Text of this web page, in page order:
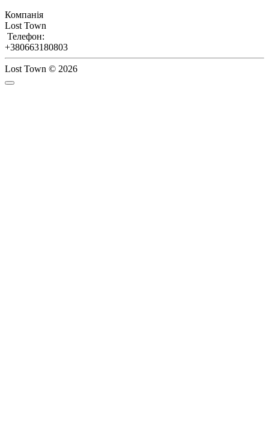
Компанія
Lost Town
Телефон:
+380663180803
Lost Town © 2026